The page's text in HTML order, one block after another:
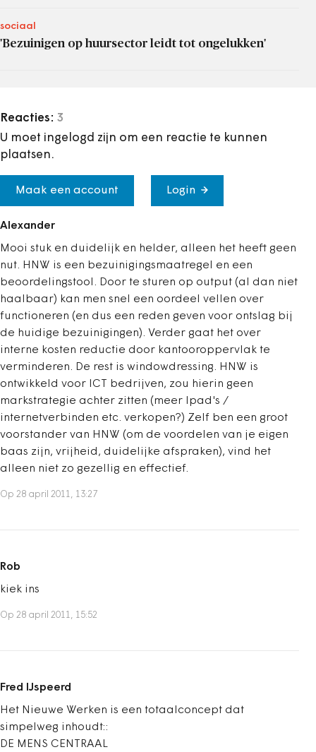
sociaal
'Bezuinigen op huursector leidt tot ongelukken'
Reacties: 3
U moet ingelogd zijn om een reactie te kunnen
plaatsen.
Maak een account Login
Alexander
Mooi stuk en duidelijk en helder, alleen het heeft geen
nut. HNW is een bezuinigingsmaatregel en een
beoordelingstool. Door te sturen op output (al dan niet
haalbaar) kan men snel een oordeel vellen over
functioneren (en dus een reden geven voor ontslag bij
de huidige bezuinigingen). Verder gaat het over
interne kosten reductie door kantooroppervlak te
verminderen. De rest is windowdressing. HNW is
ontwikkeld voor ICT bedrijven, zou hierin geen
markstrategie achter zitten (meer Ipad's /
internetverbinden etc. verkopen?) Zelf ben een groot
voorstander van HNW (om de voordelen van je eigen
baas zijn, vrijheid, duidelijke afspraken), vind het
alleen niet zo gezellig en effectief.
Op 28 april 2011, 13:27
Rob
kiek ins
Op 28 april 2011, 15:52
Fred IJspeerd
Het Nieuwe Werken is een totaalconcept dat
simpelweg inhoudt::
DE MENS CENTRAAL